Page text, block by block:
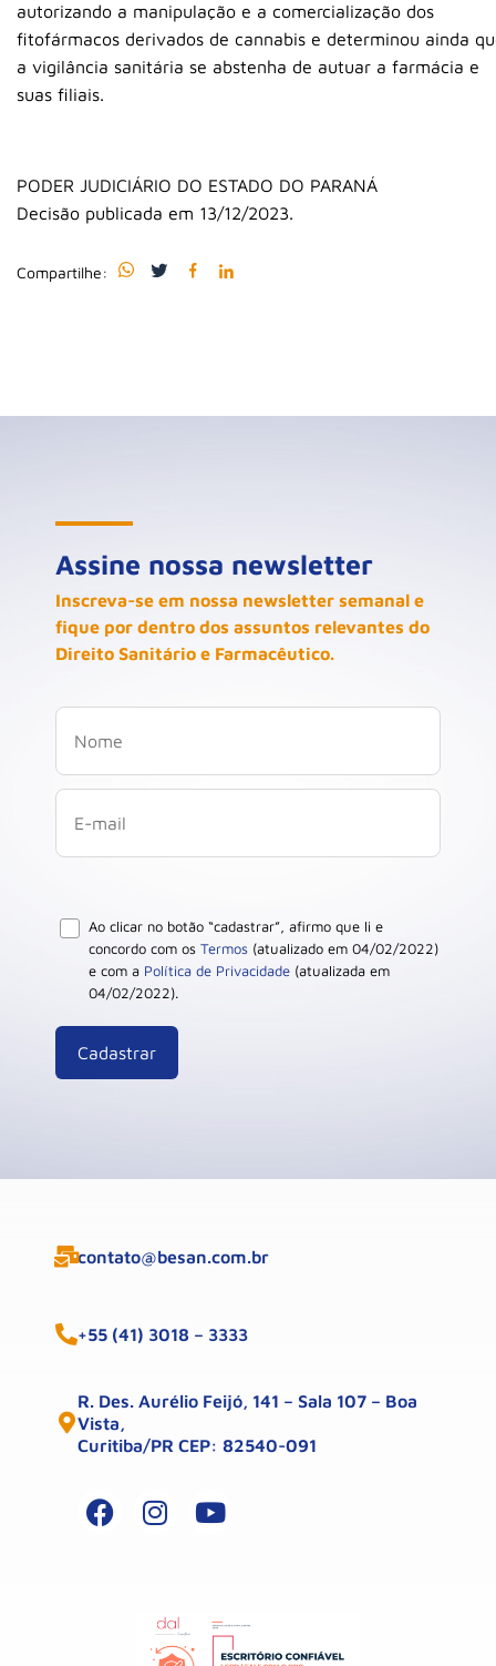
autorizando a manipulação e a comercialização dos
fitofármacos derivados de cannabis e determinou ainda
a vigilância sanitária se abstenha de autuar a farmácia e
suas filiais.
PODER JUDICIÁRIO DO ESTADO DO PARANÁ
Decisão publicada em 13/12/2023.
Compartilhe:
Assine nossa newsletter
Inscreva-se em nossa newsletter semanal e
fique por dentro dos assuntos relevantes do
Direito Sanitário e Farmacêutico.
Ao clicar no botão “cadastrar”, afirmo que li e
concordo com os Termos (atualizado em 04/02/2022)
e com a Política de Privacidade (atualizada em
04/02/2022).
contato@besan.com.br
+55 (41) 3018 – 3333
R. Des. Aurélio Feijó, 141 – Sala 107 – Boa
Vista,
Curitiba/PR CEP: 82540-091